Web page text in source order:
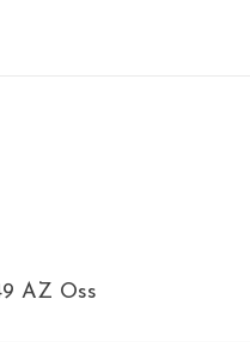
AZ Oss